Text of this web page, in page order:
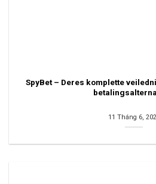
SpyBet – Deres komplette
11 Tháng 6,